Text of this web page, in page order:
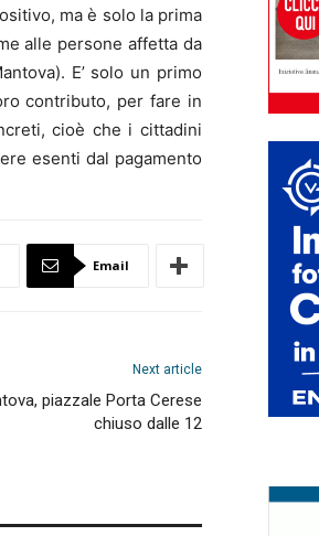
ma è solo la prima
alle persone affetta da
E’ solo un primo
contributo, per fare in
cioè che i cittadini
esenti dal pagamento
Email
Next article
piazzale Porta Cerese
chiuso dalle 12